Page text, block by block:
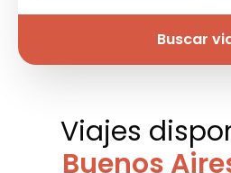
Buscar
Viajes
Buenos